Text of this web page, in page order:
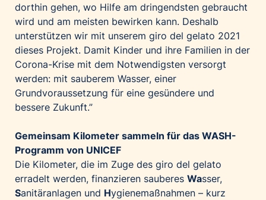
dorthin gehen, wo Hilfe am dringendsten gebraucht
wird und am meisten bewirken kann. Deshalb
unterstützen wir mit unserem giro del gelato 2021
dieses Projekt. Damit Kinder und ihre Familien in der
Corona-Krise mit dem Notwendigsten versorgt
werden: mit sauberem Wasser, einer
Grundvoraussetzung für eine gesündere und
bessere Zukunft.”
Gemeinsam Kilometer sammeln für das WASH-
Programm von UNICEF
Die Kilometer, die im Zuge des giro del gelato
erradelt werden, finanzieren sauberes Wasser,
Sanitäranlagen und Hygienemaßnahmen – kurz